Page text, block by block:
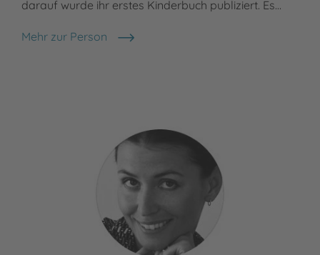
darauf wurde ihr erstes Kinderbuch publiziert. Es…
Mehr zur Person
Brigitte Endres